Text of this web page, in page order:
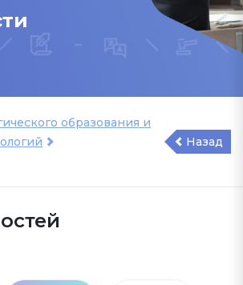
образования и
Назад